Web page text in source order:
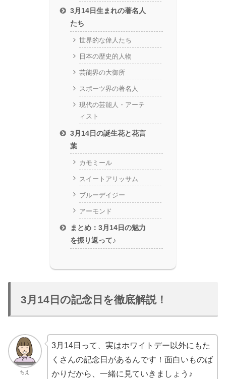
3月14日生まれの著名人
たち
世界的な偉人たち
日本の歴史的人物
芸能界の大御所
スポーツ界の著名人
現代の芸能人・アーテ
ィスト
3月14日の誕生花と花言
葉
カモミール
スイートアリッサム
ブルーデイジー
アーモンド
まとめ：3月14日の魅力
を振り返って♪
3月14日の記念日を徹底解説！
ちえ
3月14日って、実はホワイトデー以外にもた
くさんの記念日があるんです！面白いものば
かりだから、一緒に見ていきましょう♪